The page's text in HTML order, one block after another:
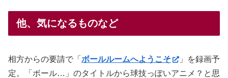
他、気になるものなど
相方からの要請で「 ボールルームへようこそ
」を録画予
定。「ボール…」のタイトルから球技っぽいアニメ？と思